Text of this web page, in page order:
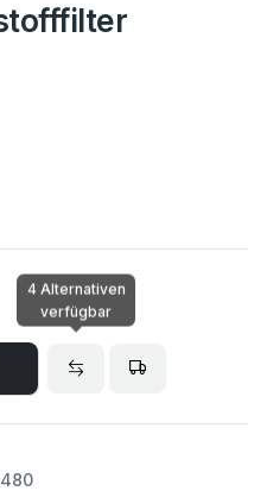
4 Alternativen
verfügbar